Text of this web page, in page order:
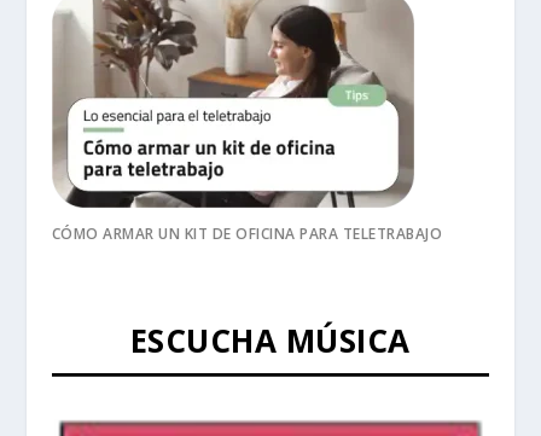
CÓMO ARMAR UN KIT DE OFICINA PARA TELETRABAJO
ESCUCHA MÚSICA